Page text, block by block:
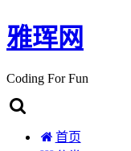
雅珲网
Coding For Fun
首页